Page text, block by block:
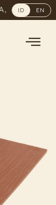
2003
ID EN